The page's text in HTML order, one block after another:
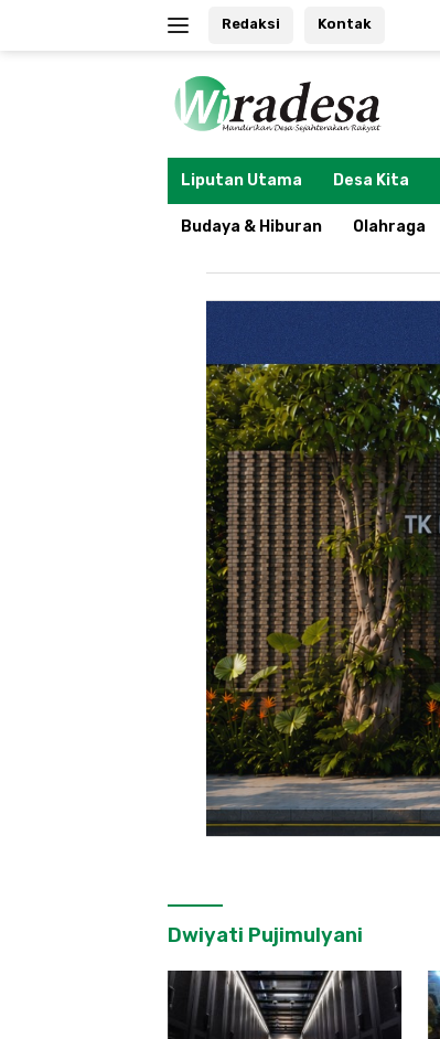
Redaksi Kontak
Liputan Utama Desa Kita
Budaya & Hiburan Olahraga
Dwiyati Pujimulyani